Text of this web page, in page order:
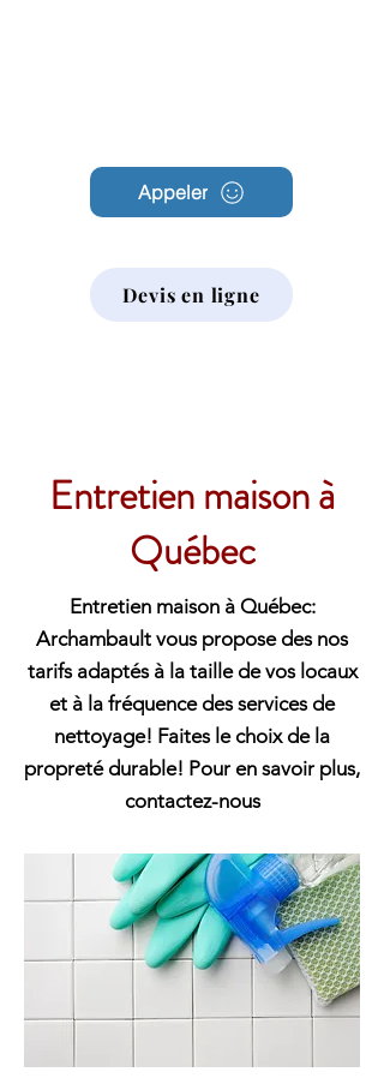
Appeler
Devis en ligne
Entretien maison à
Québec
Entretien maison à Québec:
Archambault vous propose des nos
tarifs adaptés à la taille de vos locaux
et à la fréquence des services de
nettoyage! Faites le choix de la
propreté durable! Pour en savoir plus,
contactez-nous